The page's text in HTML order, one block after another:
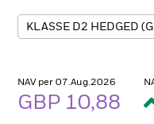
NAV per 07.Aug.2026
GBP 10,88